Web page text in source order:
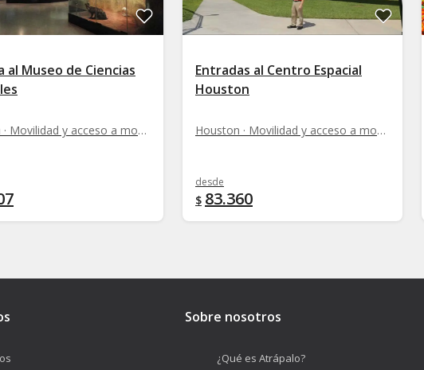
al Museo de Ciencias
Houston · Movilidad y acceso a monumentos
Entradas al Centro Espacial
Houston
Houston · Movilidad y acceso a monumentos
desde
$ 83.360
Sobre nosotros
¿Qué es Atrápalo?